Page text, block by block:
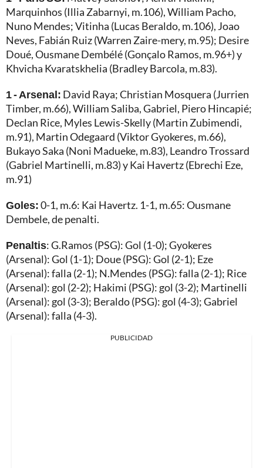
Marquinhos (Illia Zabarnyi, m.106), William Pacho,
Nuno Mendes; Vitinha (Lucas Beraldo, m.106), Joao
Neves, Fabián Ruiz (Warren Zaire-mery, m.95); Desire
Doué, Ousmane Dembélé (Gonçalo Ramos, m.96+) y
Khvicha Kvaratskhelia (Bradley Barcola, m.83).
1 - Arsenal: David Raya; Christian Mosquera (Jurrien
Timber, m.66), William Saliba, Gabriel, Piero Hincapié;
Declan Rice, Myles Lewis-Skelly (Martin Zubimendi,
m.91), Martin Odegaard (Viktor Gyokeres, m.66),
Bukayo Saka (Noni Madueke, m.83), Leandro Trossard
(Gabriel Martinelli, m.83) y Kai Havertz (Ebrechi Eze,
m.91)
Goles:0-1, m.6: Kai Havertz. 1-1, m.65: Ousmane
Dembele, de penalti.
Penaltis: G.Ramos (PSG): Gol (1-0); Gyokeres
(Arsenal): Gol (1-1); Doue (PSG): Gol (2-1); Eze
(Arsenal): falla (2-1); N.Mendes (PSG): falla (2-1); Rice
(Arsenal): gol (2-2); Hakimi (PSG): gol (3-2); Martinelli
(Arsenal): gol (3-3); Beraldo (PSG): gol (4-3); Gabriel
(Arsenal): falla (4-3).
PUBLICIDAD